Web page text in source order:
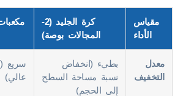
مقياس
الأداء
كرة الجليد (2-
المجالات بوصة)
معدل
التخفيف
بطيء (انخفاض
نسبة مساحة السطح
إلى الحجم)
سريع
عالي)